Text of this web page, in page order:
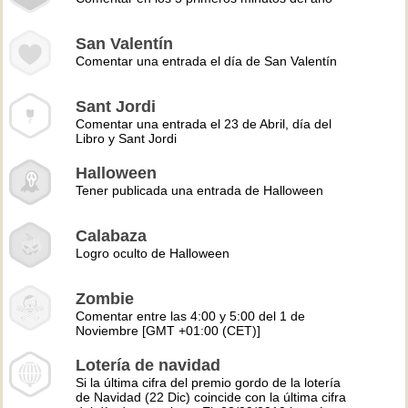
San Valentín
Comentar una entrada el día de San Valentín
Sant Jordi
Comentar una entrada el 23 de Abril, día del
Libro y Sant Jordi
Halloween
Tener publicada una entrada de Halloween
Calabaza
Logro oculto de Halloween
Zombie
Comentar entre las 4:00 y 5:00 del 1 de
Noviembre [GMT +01:00 (CET)]
Lotería de navidad
Si la última cifra del premio gordo de la lotería
de Navidad (22 Dic) coincide con la última cifra